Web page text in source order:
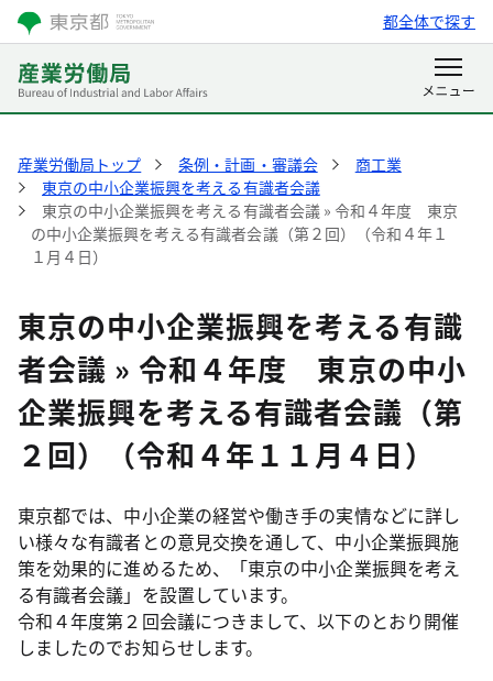
都全体で探す
産業労働局トップ 条例・計画・審議会
商工業
東京の中小企業振興を考える有識者会議
東京の中小企業振興を考える有識者会議 » 令和４年度 東京
の中小企業振興を考える有識者会議（第２回）（令和４年１
１月４日）
東京の中小企業振興を考える有識
者会議 » 令和４年度 東京の中小
企業振興を考える有識者会議（第
２回）（令和４年１１月４日）
東京都では、中小企業の経営や働き手の実情などに詳し
い様々な有識者との意見交換を通して、中小企業振興施
策を効果的に進めるため、「東京の中小企業振興を考え
る有識者会議」を設置しています。
令和４年度第２回会議につきまして、以下のとおり開催
しましたのでお知らせします。